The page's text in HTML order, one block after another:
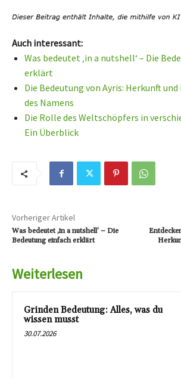
Auch interessant:
Was bedeutet ‚in a nutshell‘ – Die
erklärt
Die Bedeutung von Ayris: Herkunft
des Namens
Die Rolle des Weltschöpfers in
Ein Überblick
Vorheriger Artikel
Was bedeutet ‚in a nutshell‘ – Die
Bedeutung einfach erklärt
Weiterlesen
Grinden Bedeutung: Alles, was du
wissen musst
30.07.2026